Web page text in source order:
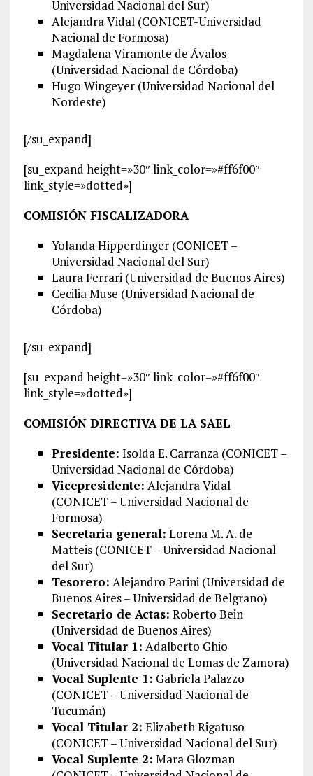
Universidad Nacional del Sur)
Alejandra Vidal (CONICET-Universidad
Nacional de Formosa)
Magdalena Viramonte de Ávalos
(Universidad Nacional de Córdoba)
Hugo Wingeyer (Universidad Nacional del
Nordeste)
[/su_expand]
[su_expand height=»30″ link_color=»#ff6f00″
link_style=»dotted»]
COMISIÓN FISCALIZADORA
Yolanda Hipperdinger (CONICET –
Universidad Nacional del Sur)
Laura Ferrari (Universidad de Buenos Aires)
Cecilia Muse (Universidad Nacional de
Córdoba)
[/su_expand]
[su_expand height=»30″ link_color=»#ff6f00″
link_style=»dotted»]
COMISIÓN DIRECTIVA DE LA SAEL
Presidente: Isolda E. Carranza (CONICET –
Universidad Nacional de Córdoba)
Vicepresidente: Alejandra Vidal
(CONICET – Universidad Nacional de
Formosa)
Secretaria general: Lorena M. A. de
Matteis (CONICET – Universidad Nacional
del Sur)
Tesorero: Alejandro Parini (Universidad de
Buenos Aires – Universidad de Belgrano)
Secretario de Actas: Roberto Bein
(Universidad de Buenos Aires)
Vocal Titular 1: Adalberto Ghio
(Universidad Nacional de Lomas de Zamora)
Vocal Suplente 1: Gabriela Palazzo
(CONICET – Universidad Nacional de
Tucumán)
Vocal Titular 2: Elizabeth Rigatuso
(CONICET – Universidad Nacional del Sur)
Vocal Suplente 2: Mara Glozman